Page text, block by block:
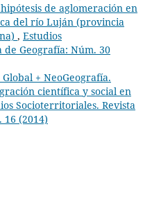
de aglomeración en
del río Luján (provincia
, Estudios
Geografía: Núm. 30
+ NeoGeografía.
científica y social en
Socioterritoriales. Revista
16 (2014)